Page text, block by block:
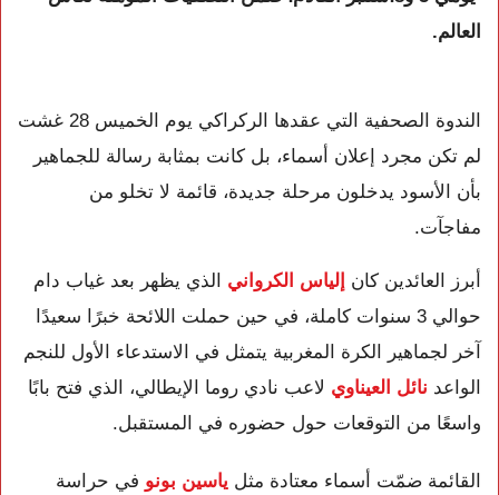
العالم.
الندوة الصحفية التي عقدها الركراكي يوم الخميس 28 غشت
لم تكن مجرد إعلان أسماء، بل كانت بمثابة رسالة للجماهير
بأن الأسود يدخلون مرحلة جديدة، قائمة لا تخلو من
مفاجآت.
أبرز العائدين كان إلياس الكرواني الذي يظهر بعد غياب دام
حوالي 3 سنوات كاملة، في حين حملت اللائحة خبرًا سعيدًا
آخر لجماهير الكرة المغربية يتمثل في الاستدعاء الأول للنجم
الواعد نائل العيناوي لاعب نادي روما الإيطالي، الذي فتح بابًا
واسعًا من التوقعات حول حضوره في المستقبل.
القائمة ضمّت أسماء معتادة مثل ياسين بونو في حراسة